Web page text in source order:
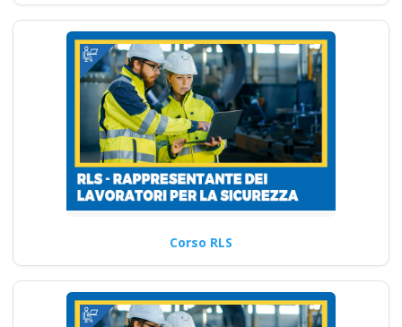
Corso RLS